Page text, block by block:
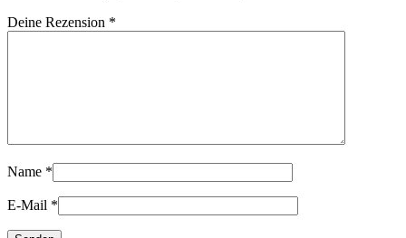
Deine Rezension *
Name *
E-Mail *